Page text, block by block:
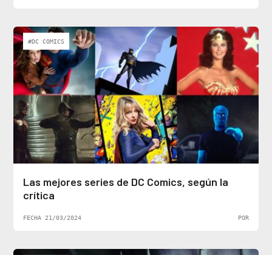
#DC COMICS
Las mejores series de DC Comics, según la
crítica
FECHA 21/03/2024 POR